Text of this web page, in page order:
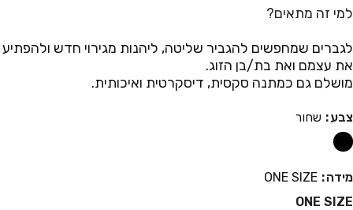
למי זה מתאים?
לגברים שמחפשים להגביר שליטה, ליהנות מגירוי חדש ולהפתיע
את עצמם ואת בת/בן הזוג.
מושלם גם כמתנה סקסית, דיסקרטית ואיכותית.
צבע שחור
מידה
ONE SIZE
ONE SIZE